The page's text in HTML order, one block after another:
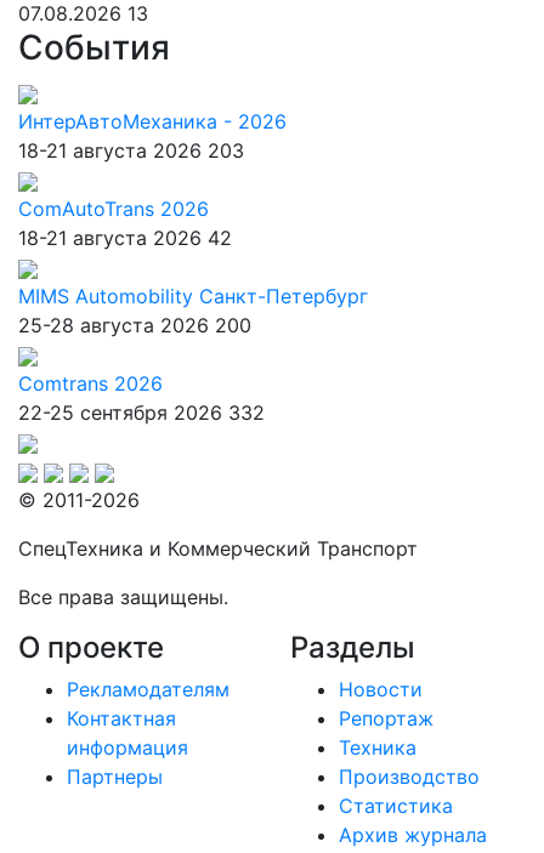
07.08.2026 13
События
ИнтерАвтоМеханика - 2026
18-21 августа 2026 203
ComAutoTrans 2026
18-21 августа 2026 42
MIMS Automobility Санкт-Петербург
25-28 августа 2026 200
Comtrans 2026
22-25 сентября 2026 332
© 2011-2026
СпецТехника и Коммерческий Транспорт
Все права защищены.
О проекте
Рекламодателям
Контактная
информация
Партнеры
Разделы
Новости
Репортаж
Техника
Производство
Статистика
Архив журнала